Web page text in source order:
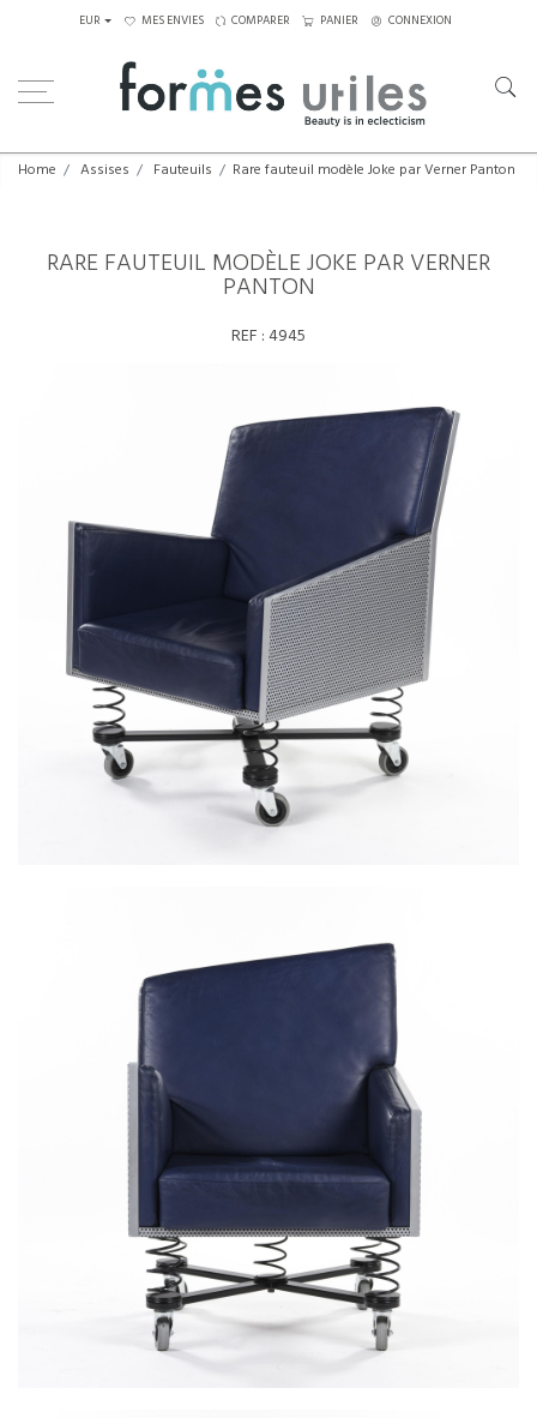
EUR MES ENVIES COMPARER PANIER CONNEXION
Home Assises Fauteuils Rare fauteuil modèle Joke par Verner Panton
RARE FAUTEUIL MODÈLE JOKE PAR VERNER
PANTON
REF :4945